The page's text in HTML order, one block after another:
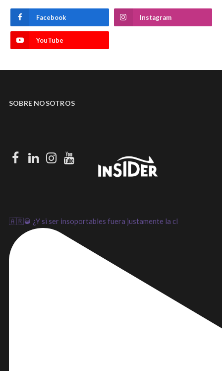
Facebook Instagram
YouTube
SOBRE NOSOTROS
Facebook
LinkedIn
Instagram
Youtube
🇦🇷🥃 ¿Y si ser insoportables fuera justamente la cl